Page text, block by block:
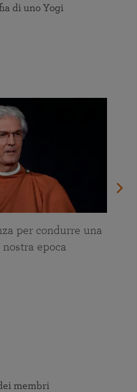
di uno Yogi
per condurre una
epoca
membri